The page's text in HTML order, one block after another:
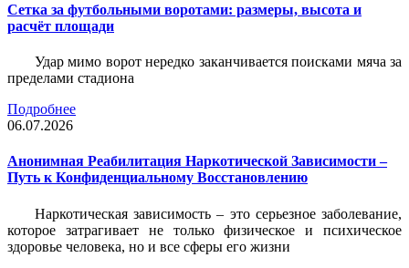
Сетка за футбольными воротами: размеры, высота и
расчёт площади
Удар мимо ворот нередко заканчивается поисками мяча за
пределами стадиона
Подробнее
06.07.2026
Анонимная Реабилитация Наркотической Зависимости –
Путь к Конфиденциальному Восстановлению
Наркотическая зависимость – это серьезное заболевание,
которое затрагивает не только физическое и психическое
здоровье человека, но и все сферы его жизни